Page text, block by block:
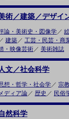
術／建築／デザイ
論・美術史・図像学／
建築／ 工芸・民芸・商
・映像芸術／ 美術雑誌
人文／社会科学
想・哲学・社会学／ 宗
ディア論／ 歴史 ／ 民俗
然科学